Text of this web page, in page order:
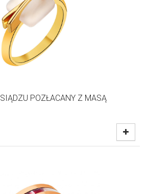
POZŁACANY Z MASĄ